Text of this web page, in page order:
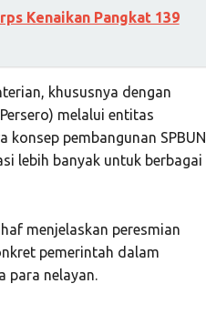
Kenaikan Pangkat 139
khususnya dengan
melalui entitas
konsep pembangunan SPBUN
lebih banyak untuk berbagai
menjelaskan peresmian
pemerintah dalam
para nelayan.